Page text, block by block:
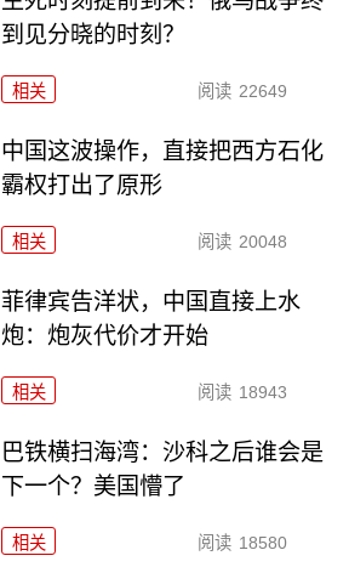
到见分晓的时刻？
相关 阅读 22649
中国这波操作，直接把西方石化
霸权打出了原形
相关 阅读 20048
菲律宾告洋状，中国直接上水
炮：炮灰代价才开始
相关 阅读 18943
巴铁横扫海湾：沙科之后谁会是
下一个？美国懵了
相关 阅读 18580